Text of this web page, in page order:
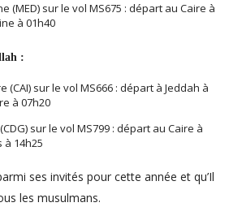
(MED) sur le vol MS675 : départ au Caire à
à 01h40
:
(CAI) sur le vol MS666 : départ à Jeddah à
à 07h20
sur le vol MS799 : départ au Caire à
à 14h25
ses invités pour cette année et qu’Il
les musulmans.